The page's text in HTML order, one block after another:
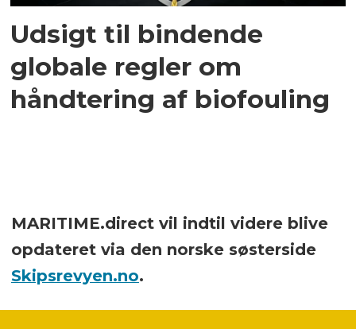
Udsigt til bindende
globale regler om
håndtering af biofouling
MARITIME.direct vil indtil videre blive
opdateret via den norske søsterside
Skipsrevyen.no.